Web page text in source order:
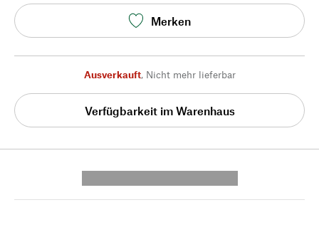
Merken
Ausverkauft, Nicht mehr lieferbar
Verfügbarkeit im Warenhaus